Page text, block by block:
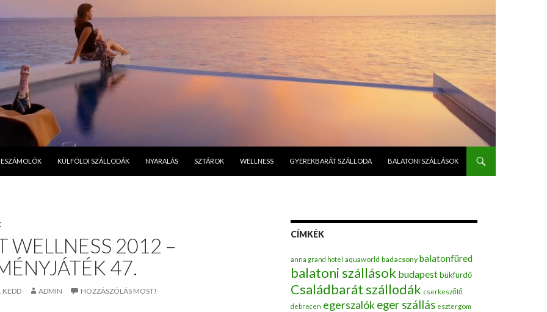
KÜLFÖLDI SZÁLLODÁK NYARALÁS SZTÁROK WELLNESS GYEREKBARÁT SZÁLLODA BALATONI SZÁLLÁSOK
WELLNESS 2012 –
47.
KEDD ADMIN HOZZÁSZÓLÁS MOST!
CÍMKÉK
anna grand hotel aquaworld badacsony balatonfüred
balatoni szállások budapestbükfürdő
Családbarát szállodák cserkeszőlő
debrecen egerszalókeger szállás esztergom